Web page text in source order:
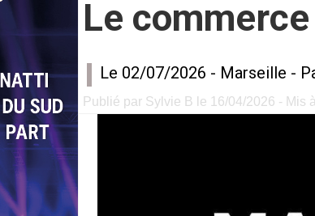
Le
Le 02/07/2026 - Marseille -
Publié par Sylvie B le 16/04/2026 - Mis